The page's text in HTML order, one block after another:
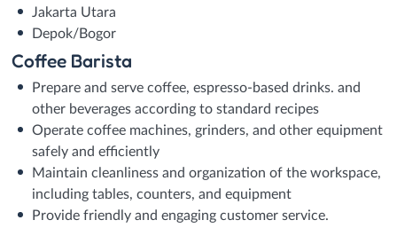
Jakarta Utara
Depok/Bogor
Coffee Barista
Prepare and serve coffee, espresso-based drinks. and
other beverages according to standard recipes
Operate coffee machines, grinders, and other equipment
safely and efficiently
Maintain cleanliness and organization of the workspace,
including tables, counters, and equipment
Provide friendly and engaging customer service.